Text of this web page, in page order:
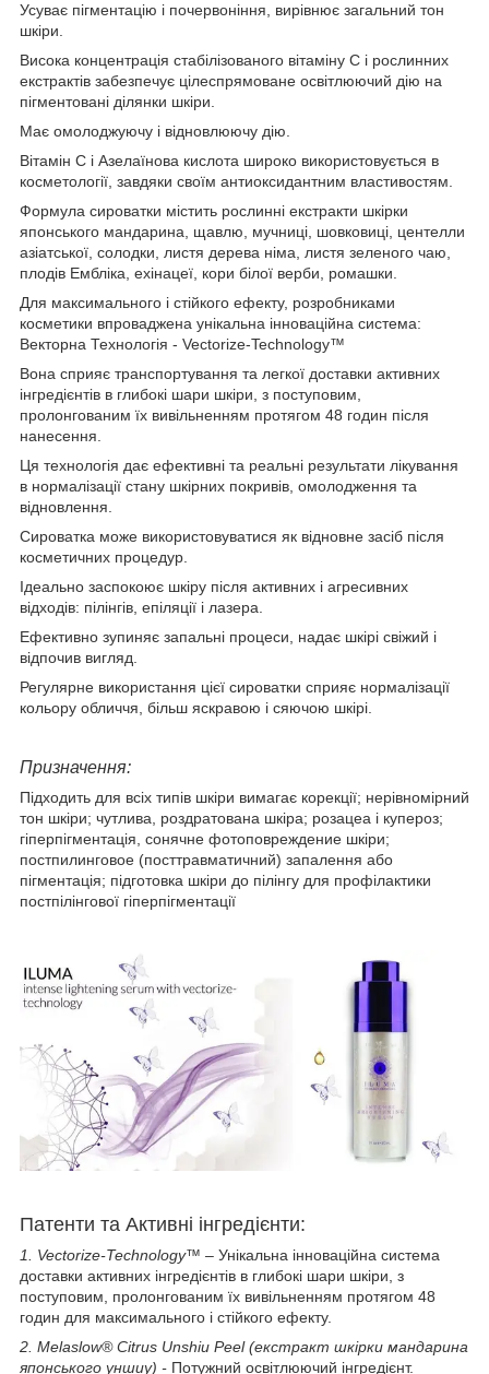
Усуває пігментацію і почервоніння, вирівнює загальний тон
шкіри.
Висока концентрація стабілізованого вітаміну C і рослинних
екстрактів забезпечує цілеспрямоване освітлюючий дію на
пігментовані ділянки шкіри.
Має омолоджуючу і відновлюючу дію.
Вітамін C і Азелаїнова кислота широко використовується в
косметології, завдяки своїм антиоксидантним властивостям.
Формула сироватки містить рослинні екстракти шкірки
японського мандарина, щавлю, мучниці, шовковиці, центелли
азіатської, солодки, листя дерева німа, листя зеленого чаю,
плодів Ембліка, ехінацеї, кори білої верби, ромашки.
Для максимального і стійкого ефекту, розробниками
косметики впроваджена унікальна інноваційна система:
Векторна Технологія - Vectorize-Technology™
Вона сприяє транспортування та легкої доставки активних
інгредієнтів в глибокі шари шкіри, з поступовим,
пролонгованим їх вивільненням протягом 48 годин після
нанесення.
Ця технологія дає ефективні та реальні результати лікування
в нормалізації стану шкірних покривів, омолодження та
відновлення.
Сироватка може використовуватися як відновне засіб після
косметичних процедур.
Ідеально заспокоює шкіру після активних і агресивних
відходів: пілінгів, епіляції і лазера.
Ефективно зупиняє запальні процеси, надає шкірі свіжий і
відпочив вигляд.
Регулярне використання цієї сироватки сприяє нормалізації
кольору обличчя, більш яскравою і сяючою шкірі.
Призначення:
Підходить для всіх типів шкіри вимагає корекції; нерівномірний
тон шкіри; чутлива, роздратована шкіра; розацеа і купероз;
гіперпігментація, сонячне фотоповреждение шкіри;
постпилинговое (посттравматичний) запалення або
пігментація; підготовка шкіри до пілінгу для профілактики
постпілінгової гіперпігментації
Патенти та Активні інгредієнти:
1. Vectorize-Technology™ – Унікальна інноваційна система
доставки активних інгредієнтів в глибокі шари шкіри, з
поступовим, пролонгованим їх вивільненням протягом 48
годин для максимального і стійкого ефекту.
2. Melaslow® Citrus Unshiu Peel (екстракт шкірки мандарина
японського уншиу) - Потужний освітлюючий інгредієнт.